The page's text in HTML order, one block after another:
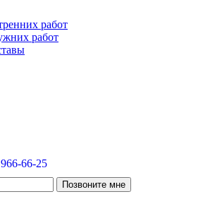
работ
работ
66-25
Позвоните мне